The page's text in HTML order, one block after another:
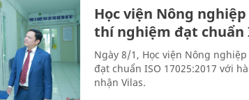
Học viện Nông
thí nghiệm đạt chuẩn
Ngày 8/1, Học viện Nông
đạt chuẩn ISO 17025:2017 với
nhận Vilas.